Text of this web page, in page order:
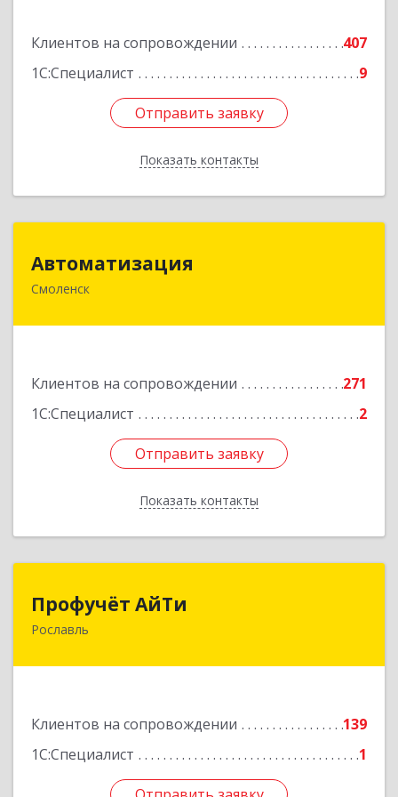
Клиентов на сопровождении
407
1С:Специалист
9
Отправить заявку
Показать контакты
Отправить заявку
Назад
Автоматизация
Смоленск
Клиентов на сопровождении
271
1С:Специалист
2
Отправить заявку
Показать контакты
214019, Смоленская обл, Смоленск г, Марии
Отправить заявку
Назад
Профучёт АйТи
Рославль
Клиентов на сопровождении
139
1С:Специалист
1
216500, Смоленская обл, Рославльский р-н,